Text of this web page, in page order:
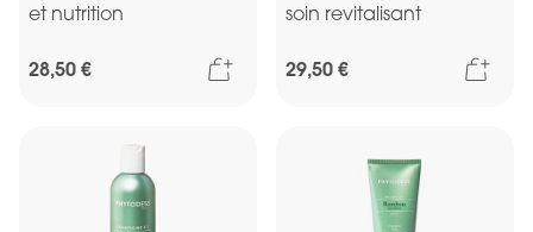
et nutrition
28,50 € Ajouter au panier
soin revitalisant
29,50 €